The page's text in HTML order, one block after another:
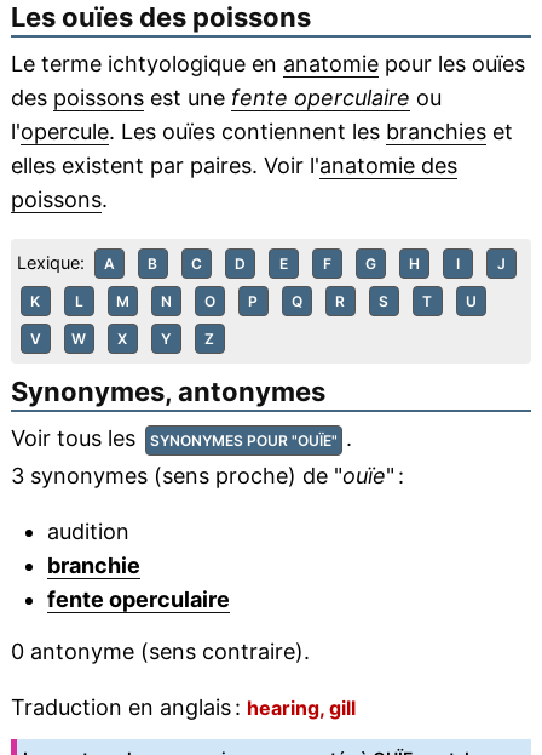
Les ouïes des poissons
Le terme ichtyologique en anatomiepour les ouïes
des poissonsest une fente operculaire ou
l'opercule. Les ouïes contiennent les branchieset
elles existent par paires. Voir l'anatomie des
poissons.
Lexique: A B C D E F G H I J
K L M N O P Q R S T U
V W X Y Z
Synonymes, antonymes
Voir tous les SYNONYMES POUR "OUÏE" .
3 synonymes (sens proche) de "ouïe" :
audition
branchie
fente operculaire
0 antonyme (sens contraire).
Traduction en anglais : hearing, gill